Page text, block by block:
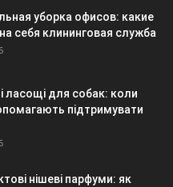
уборка офисов: какие
себя клининговая служба
ласощі для собак: коли
підтримувати
нішеві парфуми: як